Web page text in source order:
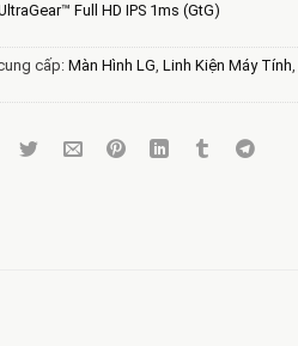
Full HD IPS 1ms (GtG)
cấp: Màn Hình LG, Linh Kiện Máy Tính,